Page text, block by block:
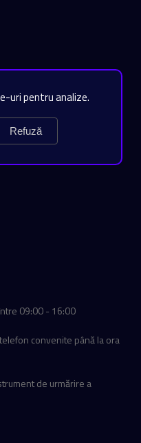
uri pentru analize.
Refuză
09:00 - 16:00
convenite până la ora
de urmărire a